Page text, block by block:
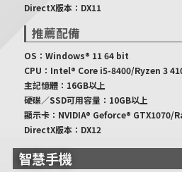
DirectX版本：DX11
推薦配備
OS：Windows® 11 64 bit
CPU：Intel® Core i5-8400/Ryzen 3
主記憶體：16GB以上
硬碟／SSD可用容量：10GB以上
顯示卡：NVIDIA® Geforce® GTX1070/
DirectX版本：DX12
智慧手機